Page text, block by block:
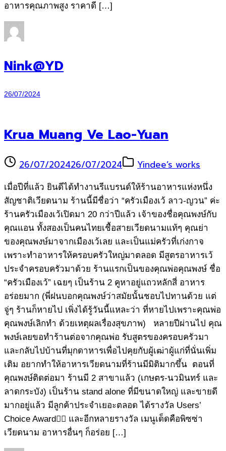
อาหารคุณภาพสูง ราคาดี […]
Nink@YD
26/07/2024
Krua Muang Ve Lao-Yuan
26/07/202426/07/2024 Yindee’s works
เมื่อปีที่แล้ว ยินดีได้ทำงานรีแบรนด์ให้ร้านอาหารแห่งหนึ่ง
สัญชาติเวียดนาม ร้านนี้มีชื่อว่า “ครัวเมืองเว้ ลาว-ญวน” ค่ะ
ร้านครัวเมืองเว้เปิดมา 20 กว่าปีแล้ว เจ้าของชื่อคุณพงษ์กับ
คุณแอน ทั้งสองเป็นคนไทยเชื้อสายเวียดนามแท้ๆ คุณย่า
ของคุณพงษ์มาจากเมืองเว้เลย และเป็นแม่ครัวที่เก่งกาจ
เพราะทำอาหารให้ครอบครัวใหญ่มาตลอด มีสูตรอาหารเว้
ประจำครอบครัวมาด้วย ร้านแรกเป็นของคุณพ่อคุณพงษ์ ชื่อ
“ครัวเมืองเว้” เฉยๆ เป็นร้าน 2 คูหาอยู่แถวหลักสี่ อาหาร
อร่อยมาก (พี่ฝนบอกคุณพงษ์ว่าสมัยนั้นชอบไปทานด้วย แต่
จู่ๆ ร้านก็หายไป เพิ่งได้รู้วันนี้แหละว่า ที่หายไปเพราะคุณพ่อ
คุณพงษ์เลิกทำ ด้วยเหตุผลเรื่องสุขภาพ) หลายปีผ่านไป คุณ
พงษ์เลยขอทำร้านต่อจากคุณพ่อ รับสูตรของครอบครัวมา
และกลับไปบ้านที่มุกดาหารเพื่อไปคุยกับผู้เฒ่าผู้แก่ที่นั่นเพิ่ม
เติม อยากทำให้อาหารเวียดนามที่ร้านมีมิติมากขึ้น ตอนที่
คุณพงษ์ติดต่อมา ร้านมี 2 สาขาแล้ว (เกษตร-นวมินทร์ และ
ลาดกระบัง) เป็นร้าน stand alone ที่มีขนาดใหญ่ และขายดี
มากอยู่แล้ว มีลูกค้าประจำเยอะตลอด ได้รางวัล Users’
Choice Award👍🏻 และอีกหลายรางวัล เมนูเด็ดคือพิซซ่า
เวียดนาม อาหารอื่นๆ ก็อร่อย […]